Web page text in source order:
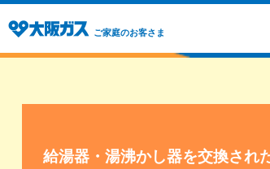
ご家庭のお客さま
給湯器・湯沸かし器を交換され